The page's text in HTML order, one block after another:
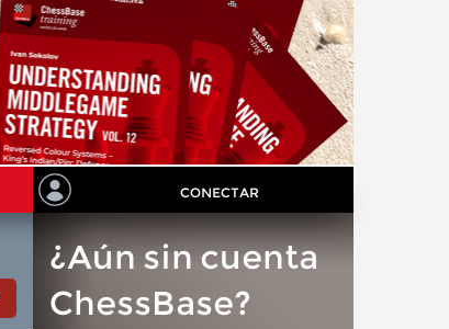
CONECTAR
¿Aún sin cuenta
ChessBase?